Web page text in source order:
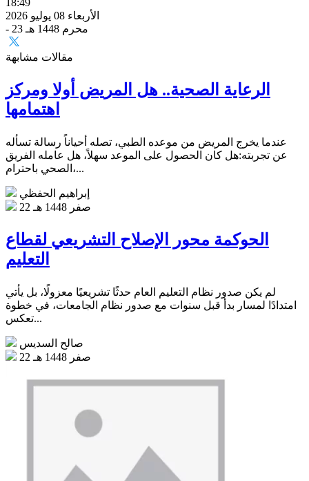
18:49
الأربعاء 08 يوليو 2026
- 23 محرم 1448 هـ
مقالات مشابهة
الرعاية الصحية.. هل المريض أولا ومركز
اهتمامها
عندما يخرج المريض من موعده الطبي، تصله أحياناً رسالة تسأله
عن تجربته:هل كان الحصول على الموعد سهلاً، هل عامله الفريق
الصحي باحترام،...
إبراهيم الحفظي
22 صفر 1448 هـ
الحوكمة محور الإصلاح التشريعي لقطاع
التعليم
لم يكن صدور نظام التعليم العام حدثًا تشريعيًا معزولًا، بل يأتي
امتدادًا لمسار بدأ قبل سنوات مع صدور نظام الجامعات، في خطوة
تعكس...
صالح السديس
22 صفر 1448 هـ